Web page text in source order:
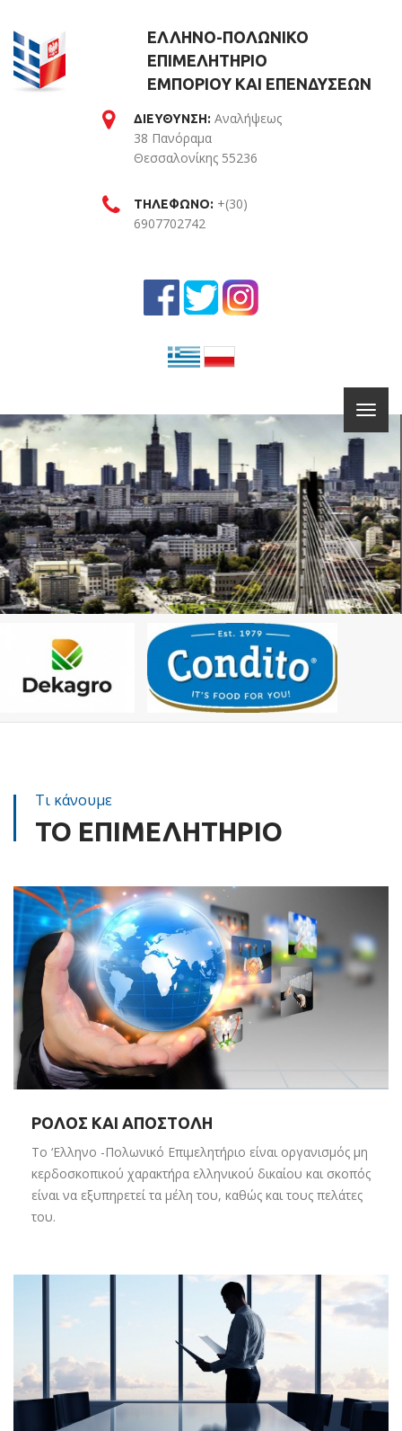
ΕΛΛΗΝΟ-ΠΟΛΩΝΙΚΟ
ΕΠΙΜΕΛΗΤΗΡΙΟ
ΕΜΠΟΡΙΟΥ ΚΑΙ ΕΠΕΝΔΥΣΕΩΝ
ΔΙΕΥΘΥΝΣΗ: Αναλήψεως
38 Πανόραμα
Θεσσαλονίκης 55236
ΤΗΛΕΦΩΝΟ: +(30)
6907702742
Τι κάνουμε
ΤΟ ΕΠΙΜΕΛΗΤΗΡΙΟ
ΡΟΛΟΣ ΚΑΙ ΑΠΟΣΤΟΛΗ
Το ‘Eλληνο -Πολωνικό Επιμελητήριο είναι οργανισμός μη
κερδοσκοπικού χαρακτήρα ελληνικού δικαίου και σκοπός
είναι να εξυπηρετεί τα μέλη του, καθώς και τους πελάτες
του.